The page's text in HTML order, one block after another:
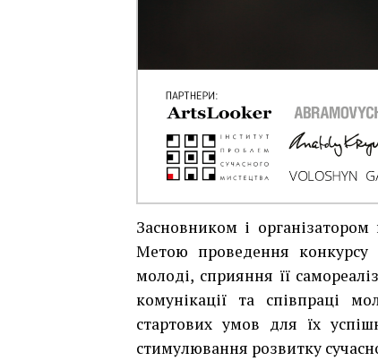
Засновником і
Метою проведення конкурсу
молоді, сприяння її
комунікації та співпраці
стартових умов для їх
стимулювання розвитку